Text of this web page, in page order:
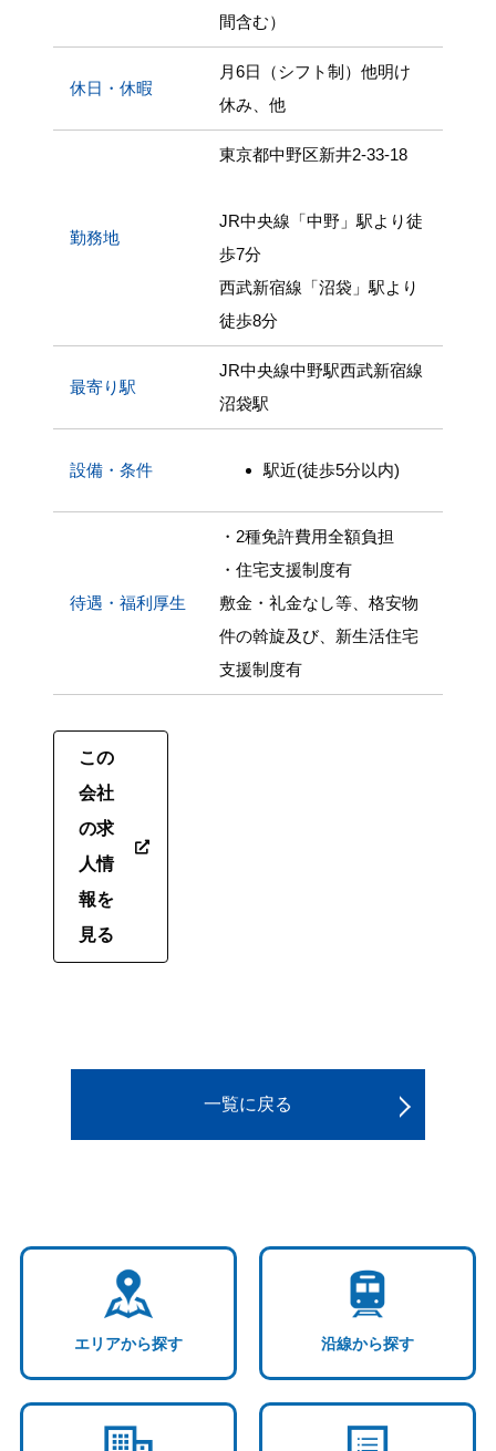
間含む）
休日・休暇
月6日（シフト制）他明け
休み、他
勤務地
東京都中野区新井2-33-18
JR中央線「中野」駅より徒
歩7分
西武新宿線「沼袋」駅より
徒歩8分
最寄り駅
JR中央線中野駅西武新宿線
沼袋駅
設備・条件 駅近(徒歩5分以内)
待遇・福利厚生
・2種免許費用全額負担
・住宅支援制度有
敷金・礼金なし等、格安物
件の斡旋及び、新生活住宅
支援制度有
この
会社
の求
人情
報を
見る
一覧に戻る
エリアから探す 沿線から探す